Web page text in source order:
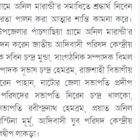
অনিল মারান্ডী’র সমাধিতে শ্রদ্ধার্ঘ নিবেন
পালন করা অাত্মার শান্তি কামনা করে।
পাঁচগাছিয়া গ্রামে অনিল মারান্ডী’র
করেন জাতীয় আদিবাসী পরিষদ কেন্দ্রীয়
সবিন চন্দ্র মুন্ডা, সাংগঠনিক সম্পাদক বিমল
সূভাষ চন্দ্র হেমব্রম, রাজশাহী বিভাগীয়
পাহান, নাটোর জেলা সভাপতি প্রদীপ
সভাপতি নিরেন চন্দ্র খালকো,
রবীন্দ্রনাথ হেমব্রম, প্রয়াত অনিল
মূর্মূ, আদিবাসী যুব পরিষদ কেন্দ্রীয়
লাকড়া।